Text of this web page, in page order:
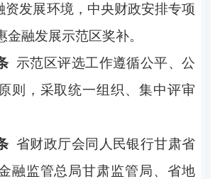
资发展环境，中央财政安排专项
金融发展示范区奖补。
示范区评选工作遵循公平、公
则，采取统一组织、集中评审
省财政厅会同人民银行甘肃省
融监管总局甘肃监管局、省地